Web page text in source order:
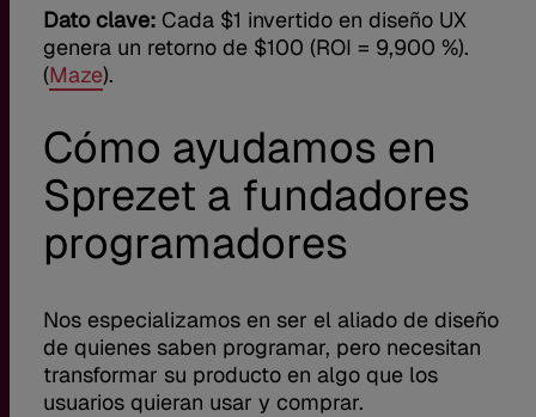
Dato clave: Cada $1 invertido en diseño UX
genera un retorno de $100 (ROI = 9,900 %).
(Maze).
Cómo ayudamos en
Sprezet a fundadores
programadores
Nos especializamos en ser el aliado de diseño
de quienes saben programar, pero necesitan
transformar su producto en algo que los
usuarios quieran usar y comprar.